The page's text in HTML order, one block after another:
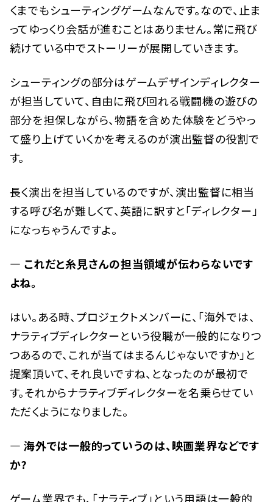
くまでもシューティングゲームなんです。なので、止ま
ってゆっくり会話が進むことはありません。常に飛び
続けている中でストーリーが展開していきます。
シューティングの部分はゲームデザインディレクター
が担当していて、自由に飛び回れる戦闘機の遊びの
部分を担保しながら、物語を含めた体験をどうやっ
て盛り上げていくかを考えるのが演出監督の役割で
す。
長く演出を担当しているのですが、演出監督に相当
する呼び名が難しくて、英語に訳すと「ディレクター」
になっちゃうんですよ。
— これだと糸見さんの担当領域が伝わらないです
よね。
はい。ある時、プロジェクトメンバーに、「海外では、
ナラティブディレクターという役職が一般的になりつ
つあるので、これが当てはまるんじゃないですか」と
提案頂いて、それ良いですね、となったのが最初で
す。それからナラティブディレクターを名乗らせてい
ただくようになりました。
— 海外では一般的っていうのは、映画業界などです
か?
ゲーム業界でも、「ナラティブ」という用語は一般的